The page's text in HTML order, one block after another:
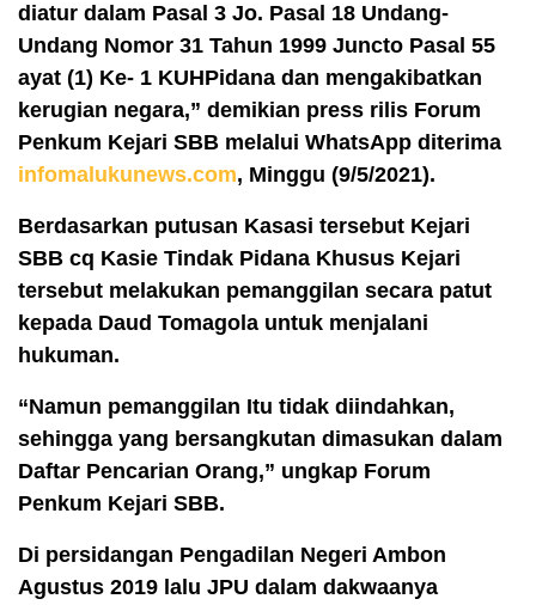
diatur dalam Pasal 3 Jo. Pasal 18 Undang-
Undang Nomor 31 Tahun 1999 Juncto Pasal 55
ayat (1) Ke- 1 KUHPidana dan mengakibatkan
kerugian negara,” demikian press rilis Forum
Penkum Kejari SBB melalui WhatsApp diterima
infomalukunews.com, Minggu (9/5/2021).
Berdasarkan putusan Kasasi tersebut Kejari
SBB cq Kasie Tindak Pidana Khusus Kejari
tersebut melakukan pemanggilan secara patut
kepada Daud Tomagola untuk menjalani
hukuman.
“Namun pemanggilan Itu tidak diindahkan,
sehingga yang bersangkutan dimasukan dalam
Daftar Pencarian Orang,” ungkap Forum
Penkum Kejari SBB.
Di persidangan Pengadilan Negeri Ambon
Agustus 2019 lalu JPU dalam dakwaanya